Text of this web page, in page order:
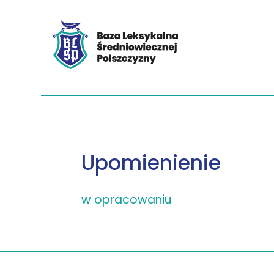
Upomienienie
w opracowaniu